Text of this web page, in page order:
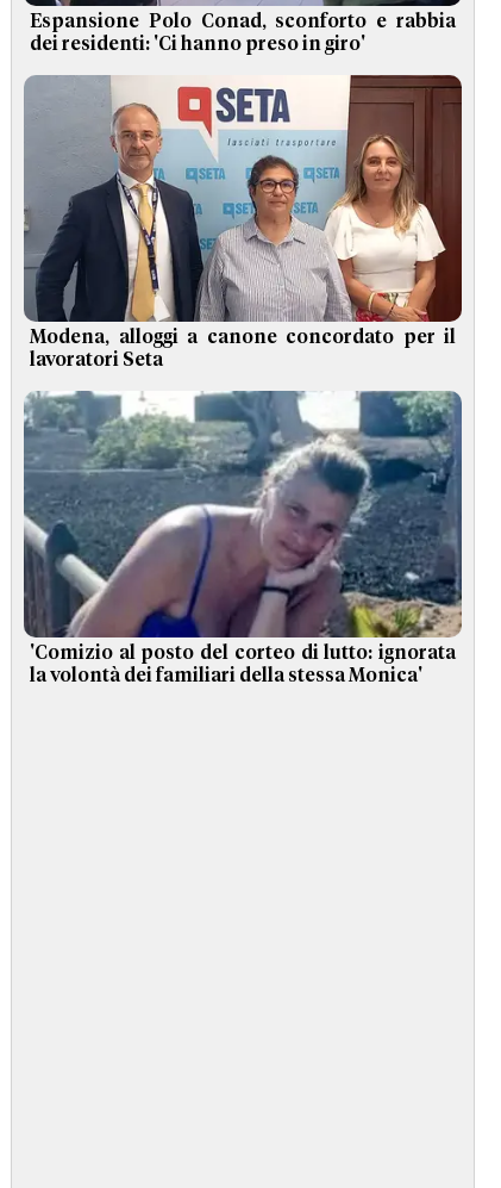
Espansione Polo Conad, sconforto e rabbia
dei residenti: 'Ci hanno preso in giro'
Modena, alloggi a canone concordato per il
lavoratori Seta
'Comizio al posto del corteo di lutto: ignorata
la volontà dei familiari della stessa Monica'